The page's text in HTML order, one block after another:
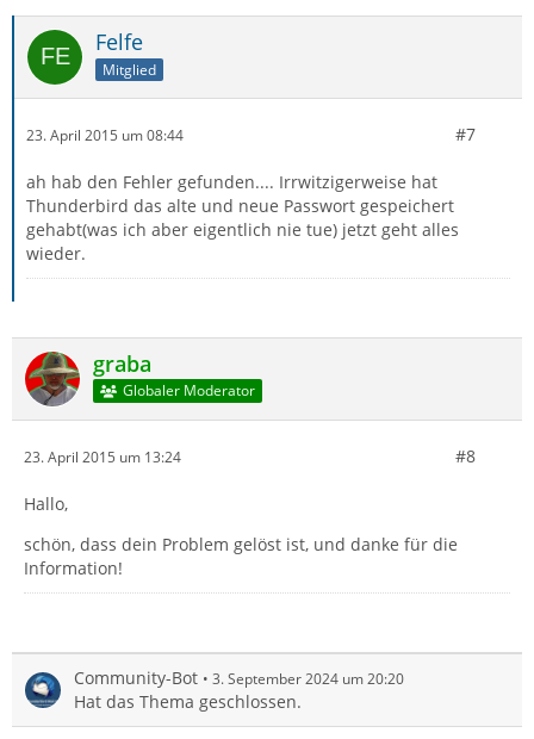
Felfe
Mitglied
23. April 2015 um 08:44 #7
ah hab den Fehler gefunden.... Irrwitzigerweise hat
Thunderbird das alte und neue Passwort gespeichert
gehabt(was ich aber eigentlich nie tue) jetzt geht alles
wieder.
graba
Globaler Moderator
23. April 2015 um 13:24 #8
Hallo,
schön, dass dein Problem gelöst ist, und danke für die
Information!
Community-Bot 3. September 2024 um 20:20
Hat das Thema geschlossen.